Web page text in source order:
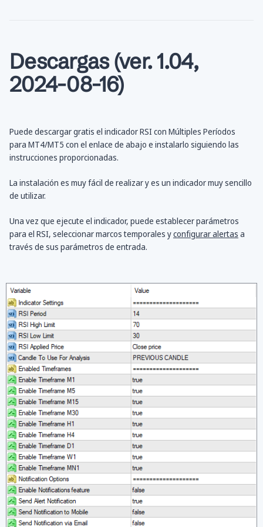
Descargas (ver. 1.04,
2024-08-16)
Puede descargar gratis el indicador RSI con Múltiples Períodos
para MT4/MT5 con el enlace de abajo e instalarlo siguiendo las
instrucciones proporcionadas.
La instalación es muy fácil de realizar y es un indicador muy sencillo
de utilizar.
Una vez que ejecute el indicador, puede establecer parámetros
para el RSI, seleccionar marcos temporales yconfigurar alertas a
través de sus parámetros de entrada.